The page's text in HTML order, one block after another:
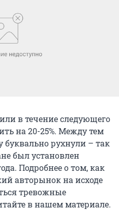
в течение следующего
на 20-25%. Между тем
буквально рухнули – так
был установлен
Подробнее о том, как
авторынок на исходе
тревожные
в нашем материале.